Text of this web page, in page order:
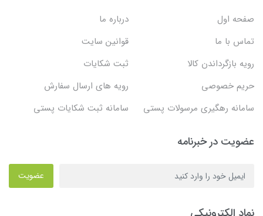
صفحه اول
درباره ما
تماس با ما
قوانین سایت
رویه بازگرداندن کالا
ثبت شکایات
حریم خصوصی
رویه های ارسال سفارش
سامانه رهگیری مرسولات پستی
سامانه ثبت شکایات پستی
عضویت در خبرنامه
عضویت